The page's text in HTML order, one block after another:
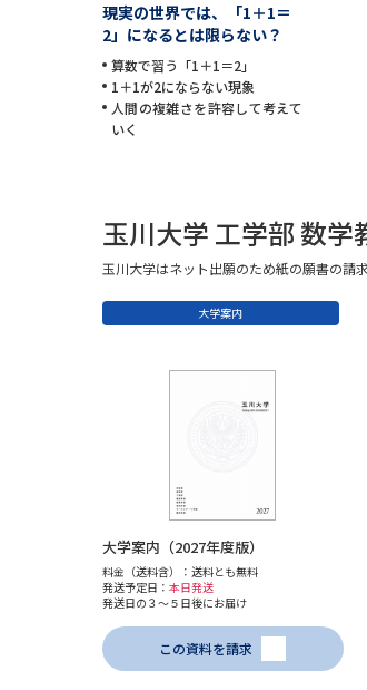
現実の世界では、「1＋1＝
2」になるとは限らない？
算数で習う「1＋1＝2」
1＋1が2にならない現象
人間の複雑さを許容して考えて
いく
玉川大学 工学部 数
玉川大学はネット出願のため紙の願書の請
大学案内
大学案内（2027年度版）
料金（送料含）：送料とも無料
発送予定日： 本日発送
発送日の３～５日後にお届け
この資料を請求